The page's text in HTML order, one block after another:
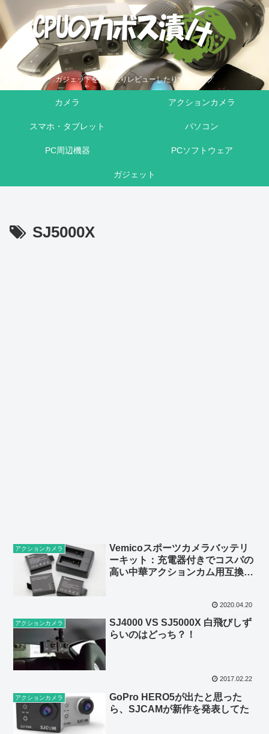
ガジェットを買ったりレビューしたりするブログ
カメラ アクションカメラ
スマホ・タブレット パソコン
PC周辺機器 PCソフトウェア
ガジェット
SJ5000X
アクションカメラ
Vemicoスポーツカメラバッテリ
ーキット：充電器付きでコスパの
高い中華アクションカム用互換電
2020.04.20
アクションカメラ
SJ4000 VS SJ5000X 白飛びしず
らいのはどっち？！
2017.02.22
アクションカメラ
GoPro HERO5が出たと思った
ら、SJCAMが新作を発表してた